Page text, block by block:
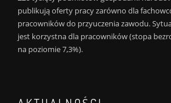
publikują oferty pracy zarówno dla
pracowników do przyuczenia zawodu.
jest korzystna dla pracowników (stopa
na poziomie 7,3%).